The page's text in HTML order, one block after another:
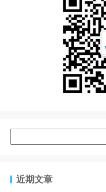
近期文章